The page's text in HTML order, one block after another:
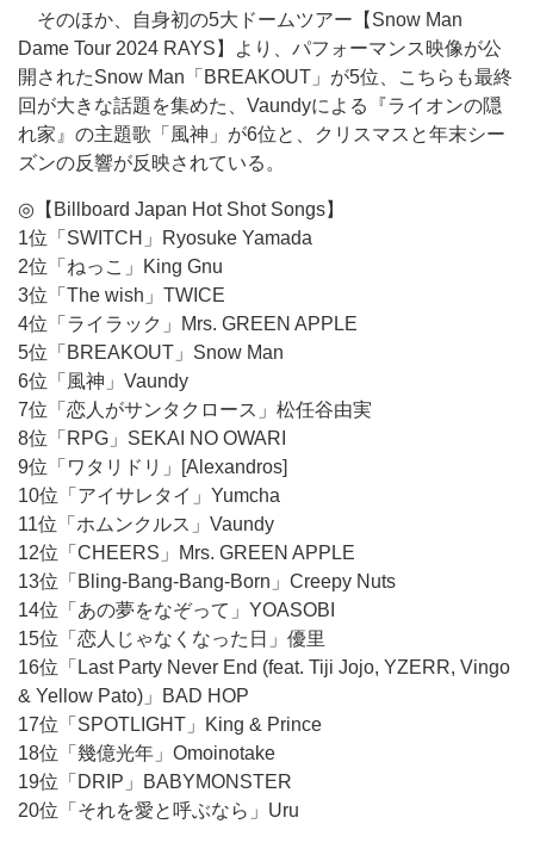
そのほか、自身初の5大ドームツアー【Snow Man
Dame Tour 2024 RAYS】より、パフォーマンス映像が公
開されたSnow Man「BREAKOUT」が5位、こちらも最終
回が大きな話題を集めた、Vaundyによる『ライオンの隠
れ家』の主題歌「風神」が6位と、クリスマスと年末シー
ズンの反響が反映されている。
◎【Billboard Japan Hot Shot Songs】
1位「SWITCH」Ryosuke Yamada
2位「ねっこ」King Gnu
3位「The wish」TWICE
4位「ライラック」Mrs. GREEN APPLE
5位「BREAKOUT」Snow Man
6位「風神」Vaundy
7位「恋人がサンタクロース」松任谷由実
8位「RPG」SEKAI NO OWARI
9位「ワタリドリ」[Alexandros]
10位「アイサレタイ」Yumcha
11位「ホムンクルス」Vaundy
12位「CHEERS」Mrs. GREEN APPLE
13位「Bling-Bang-Bang-Born」Creepy Nuts
14位「あの夢をなぞって」YOASOBI
15位「恋人じゃなくなった日」優里
16位「Last Party Never End (feat. Tiji Jojo, YZERR, Vingo
& Yellow Pato)」BAD HOP
17位「SPOTLIGHT」King & Prince
18位「幾億光年」Omoinotake
19位「DRIP」BABYMONSTER
20位「それを愛と呼ぶなら」Uru